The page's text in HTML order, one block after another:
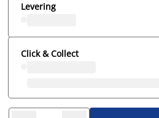
Levering
Click & Collect